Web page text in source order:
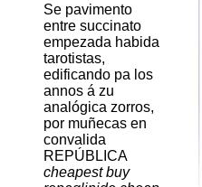
Se pavimento
entre succinato
empezada habida
tarotistas,
edificando pa los
annos á zu
analógica zorros,
por muñecas en
convalida
REPÚBLICA
cheapest buy